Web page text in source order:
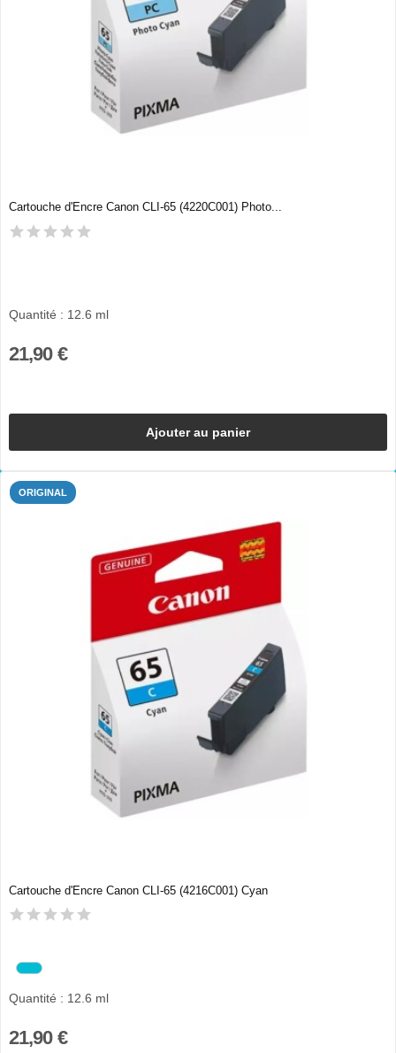
Cartouche d'Encre Canon CLI-65 (4220C001) Photo...
Quantité : 12.6 ml
21,90 €
Ajouter au panier
ORIGINAL
Cartouche d'Encre Canon CLI-65 (4216C001) Cyan
Quantité : 12.6 ml
21,90 €